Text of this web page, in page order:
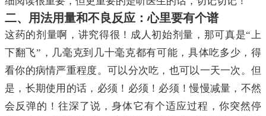
二、用法用量和不良反应：心里要有个谱
这药的剂量啊，讲究得很！成人初始剂量，那可真是“上
下翻飞”，几毫克到几十毫克都有可能，具体吃多少，得
看你的病情严重程度。可以分次吃，也可以一天一次。但
是，长期使用的话，必须！必须！必须！慢慢减量，不然
会反弹的！往深了说，身体它有个适应过程，你突然停